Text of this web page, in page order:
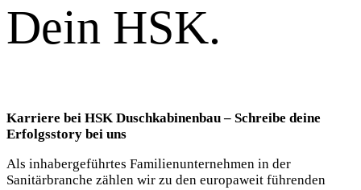
Dein HSK.
Karriere bei HSK Duschkabinenbau – Schreibe deine
Erfolgsstory bei uns
Als inhabergeführtes Familienunternehmen in der
Sanitärbranche zählen wir zu den europaweit führenden